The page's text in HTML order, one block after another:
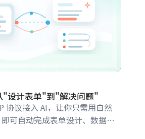
"设计表单"到"解决问题"
协议接入 AI，让你只需用自然
可自动完成表单设计、数据整